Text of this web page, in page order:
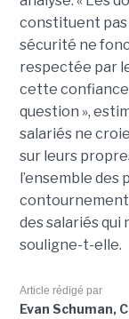
constituent pas
sécurité ne
respectée par
cette confiance
question »,
salariés ne
sur leurs
l’ensemble
des salariés qui
souligne-t-elle.
Article rédigé par
Evan Schuman,